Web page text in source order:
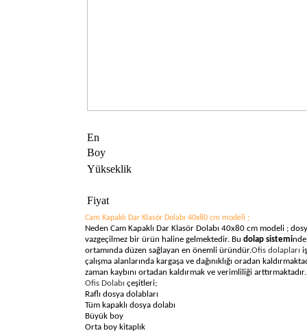
En
Boy
Yükseklik
Fiyat
Cam Kapaklı Dar Klasör Dolabı 40x80 cm modeli ;
Neden Cam Kapaklı Dar Klasör Dolabı 40x80 cm modeli ;
vazgeçilmez bir ürün haline gelmektedir. Bu dolap sistemi
ortamında düzen sağlayan en önemli üründür.Ofis dolapları
çalışma alanlarında kargaşa ve dağınıklığı oradan
zaman kaybını ortadan kaldırmak ve verimliliği arttırmaktadır.
Ofis Dolabı çeşitleri;
Raflı dosya dolabları
Tüm kapaklı dosya dolabı
Büyük boy
Orta boy kitaplık